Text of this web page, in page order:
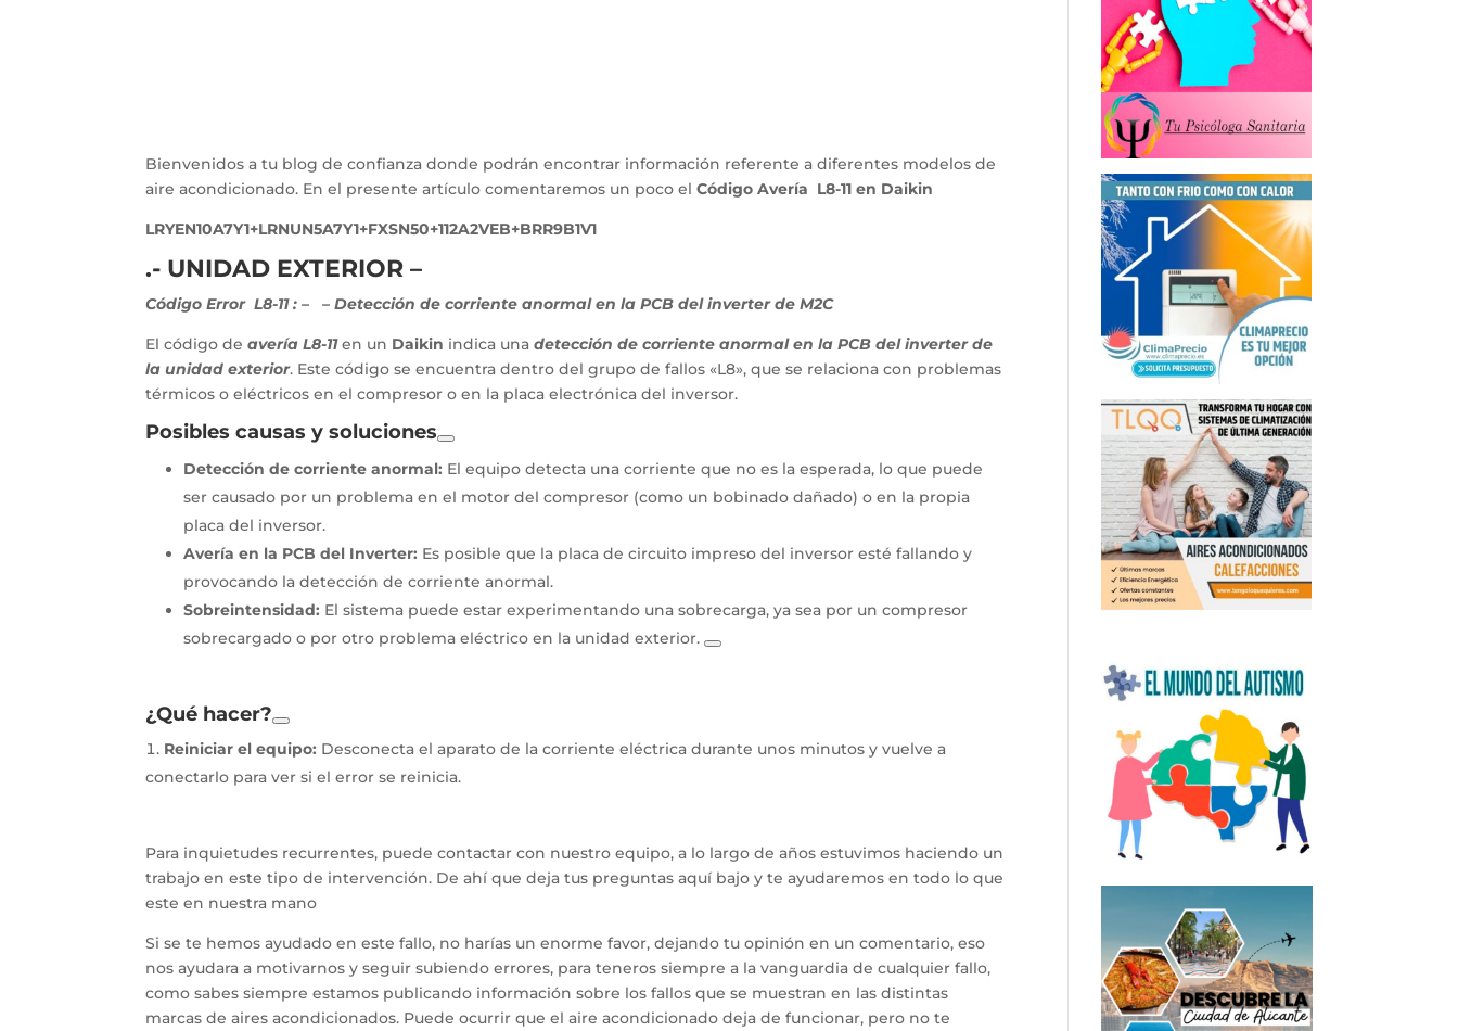
Bienvenidos a tu blog de confianza donde podrán encontrar información referente a diferentes modelos de
aire acondicionado. En el presente artículo comentaremos un poco elCódigo Avería L8-11 en Daikin
LRYEN10A7Y1+LRNUN5A7Y1+FXSN50+112A2VEB+BRR9B1V1
.- UNIDAD EXTERIOR –
Código Error L8-11 :– – Detección de corriente anormal en la PCB del inverter de M2C
El código deavería L8-11en un Daikin indica unadetección de corriente anormal en la PCB del inverter de
la unidad exterior. Este código se encuentra dentro del grupo de fallos «L8», que se relaciona con problemas
térmicos o eléctricos en el compresor o en la placa electrónica del inversor.
Posibles causas y soluciones
Detección de corriente anormal: El equipo detecta una corriente que no es la esperada, lo que puede
ser causado por un problema en el motor del compresor (como un bobinado dañado) o en la propia
placa del inversor.
Avería en la PCB del Inverter: Es posible que la placa de circuito impreso del inversor esté fallando y
provocando la detección de corriente anormal.
Sobreintensidad: El sistema puede estar experimentando una sobrecarga, ya sea por un compresor
sobrecargado o por otro problema eléctrico en la unidad exterior.
¿Qué hacer?
Reiniciar el equipo: Desconecta el aparato de la corriente eléctrica durante unos minutos y vuelve a
conectarlo para ver si el error se reinicia.
Para inquietudes recurrentes, puede contactar con nuestro equipo, a lo largo de años estuvimos haciendo un
trabajo en este tipo de intervención. De ahí que deja tus preguntas aquí bajo y te ayudaremos en todo lo que
este en nuestra mano
Si se te hemos ayudado en este fallo, no harías un enorme favor, dejando tu opinión en un comentario, eso
nos ayudara a motivarnos y seguir subiendo errores, para teneros siempre a la vanguardia de cualquier fallo,
como sabes siempre estamos publicando información sobre los fallos que se muestran en las distintas
marcas de aires acondicionados. Puede ocurrir que el aire acondicionado deja de funcionar, pero no te